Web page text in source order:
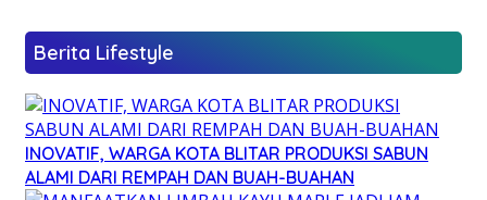
Berita Lifestyle
INOVATIF, WARGA KOTA BLITAR PRODUKSI SABUN
ALAMI DARI REMPAH DAN BUAH-BUAHAN